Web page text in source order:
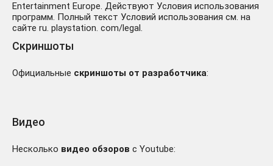
Entertainment Europe. Действуют Условия использования
программ. Полный текст Условий использования см. на
сайте ru. playstation. com/legal.
Скриншоты
Официальные скриншоты от разработчика:
Видео
Несколько видео обзоров с Youtube: